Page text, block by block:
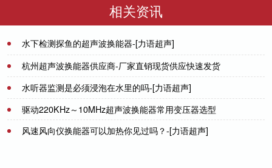
相关资讯
水下检测探鱼的超声波换能器-[力语超声]
2022-01-06
杭州超声波换能器供应商-厂家直销现货供应快速发货
水听器监测是必须浸泡在水里的吗-[力语超声]
驱动220KHz～10MHz超声波换能器常用变压器选型
资料（二）-[力语超声]
风速风向仪换能器可以加热你见过吗？-[力语超声]